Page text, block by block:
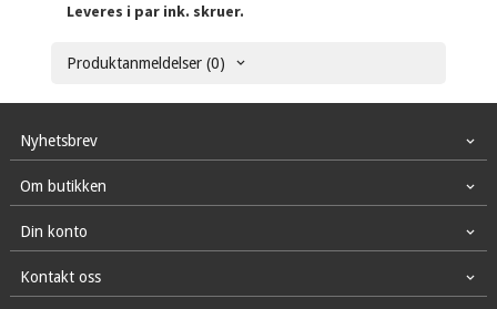
Leveres i par ink. skruer.
Produktanmeldelser (0)
Nyhetsbrev
Om butikken
Din konto
Kontakt oss